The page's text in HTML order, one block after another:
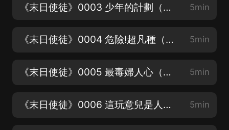
《末日使徒》0003 少年的計劃（求訂閱，求轉發，求點讚） 5min
《末日使徒》0004 危險!超凡種（有聲星海領銜-星海團隊精心制作） 5min
《末日使徒》0005 最毒婦人心（求訂閱，求轉發，求點讚） 5min
《末日使徒》0006 這玩意兒是人嗎？（喜馬拉雅-閱文集團聯合出品） 5min